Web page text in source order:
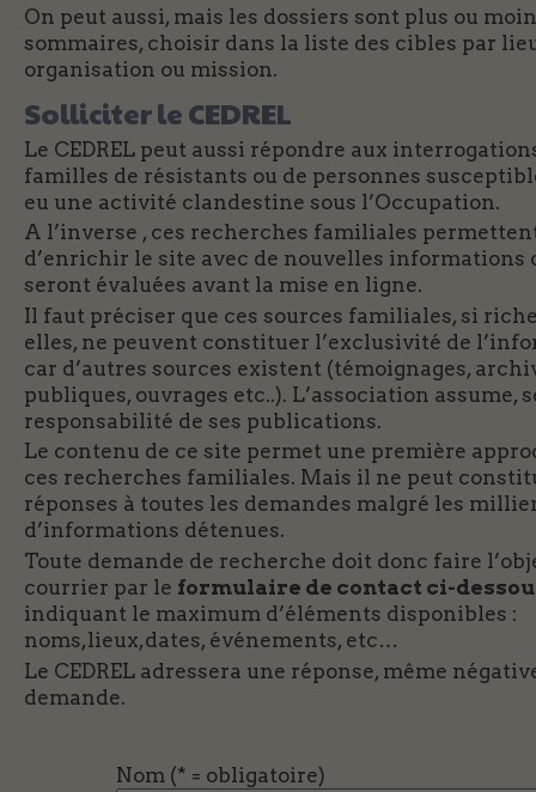
On peut aussi, mais les dossiers sont plus ou
sommaires, choisir dans la liste des cibles par
organisation ou mission.
Solliciter le CEDREL
Le CEDREL peut aussi répondre aux
familles de résistants ou de personnes
eu une activité clandestine sous l’Occupation.
A l’inverse , ces recherches familiales
d’enrichir le site avec de nouvelles informations
seront évaluées avant la mise en ligne.
Il faut préciser que ces sources familiales, si
elles, ne peuvent constituer l’exclusivité de
car d’autres sources existent (témoignages,
publiques, ouvrages etc..). L’association assume,
responsabilité de ses publications.
Le contenu de ce site permet une première
ces recherches familiales. Mais il ne peut
réponses à toutes les demandes malgré les
d’informations détenues.
Toute demande de recherche doit donc faire
courrier par le formulaire de contact ci-
indiquant le maximum d’éléments disponibles :
noms,lieux,dates, événements, etc…
Le CEDREL adressera une réponse, même
demande.
Nom (* = obligatoire)